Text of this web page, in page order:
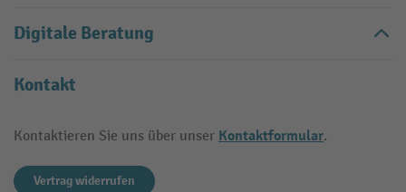
Digitale Beratung
Kontakt
Kontaktieren Sie uns über unser Kontaktformular.
Vertrag widerrufen